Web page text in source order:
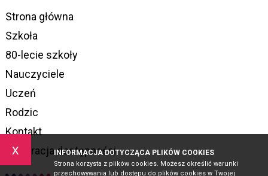
x INFORMACJA DOTYCZĄCA PLIKÓW COOKIES
Strona korzysta z plików cookies. Możesz określić warunki
przechowywania lub dostępu do plików cookies w Twojej
Strona główna
Szkoła
80-lecie szkoły
Nauczyciele
Uczeń
Rodzic
Kontakt
Deklaracja dostępności